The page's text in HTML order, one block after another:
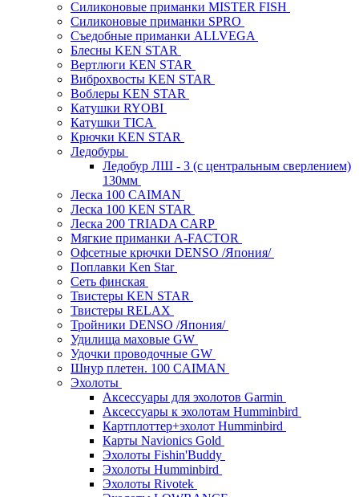
Силиконовые приманки MISTER FISH
Силиконовые приманки SPRO
Съедобные приманки ALLVEGA
Блесны KEN STAR
Вертлюги KEN STAR
Виброхвосты KEN STAR
Воблеры KEN STAR
Катушки RYOBI
Катушки TICA
Крючки KEN STAR
Ледобуры
Ледобур ЛШ - 3 (с центральным сверлением)
130мм
Леска 100 CAIMAN
Леска 100 KEN STAR
Леска 200 TRIADA CARP
Мягкие приманки A-FACTOR
Офсетные крючки DENSO /Япония/
Поплавки Ken Star
Сеть финская
Твистеры KEN STAR
Твистеры RELAX
Тройники DENSO /Япония/
Удилища маховые GW
Удочки проводочные GW
Шнур плетен. 100 CAIMAN
Эхолоты
Аксессуары для эхолотов Garmin
Аксессуары к эхолотам Humminbird
Картплоттер+эхолот Humminbird
Карты Navionics Gold
Эхолоты Fishin'Buddy
Эхолоты Humminbird
Эхолоты Rivotek